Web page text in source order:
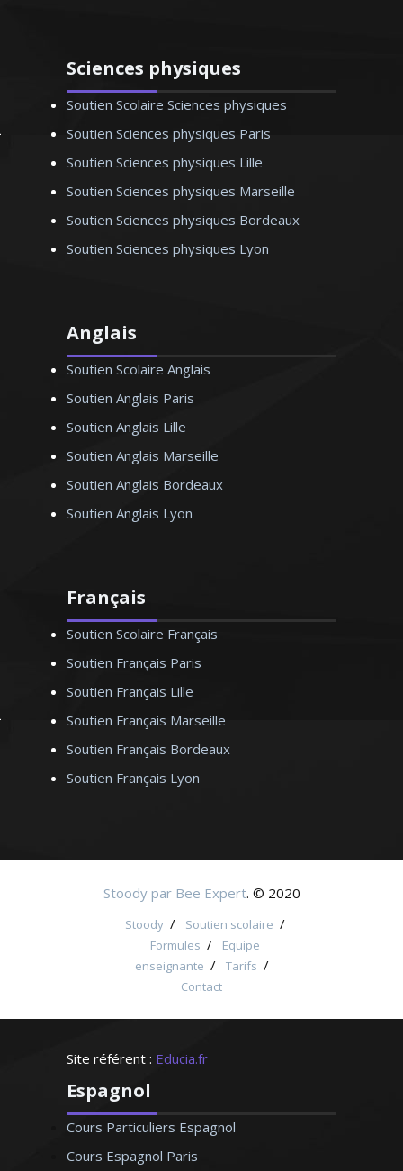
Monsieur Y. Arnaud - Professeur de
mathématiques - Paris
Sciences physiques
Soutien Scolaire Sciences physiques
Soutien Sciences physiques Paris
Soutien Sciences physiques Lille
Soutien Sciences physiques Marseille
Soutien Sciences physiques Bordeaux
Soutien Sciences physiques Lyon
Anglais
Soutien Scolaire Anglais
Soutien Anglais Paris
Soutien Anglais Lille
Soutien Anglais Marseille
Soutien Anglais Bordeaux
Soutien Anglais Lyon
Français
Soutien Scolaire Français
Soutien Français Paris
Soutien Français Lille
Soutien Français Marseille
Soutien Français Bordeaux
Soutien Français Lyon
Stoody par Bee Expert. © 2020
Stoody / Soutien scolaire /
Formules /
Equipe
enseignante / Tarifs /
Contact
Site référent : Educia.fr
Espagnol
Cours Particuliers Espagnol
Cours Espagnol Paris